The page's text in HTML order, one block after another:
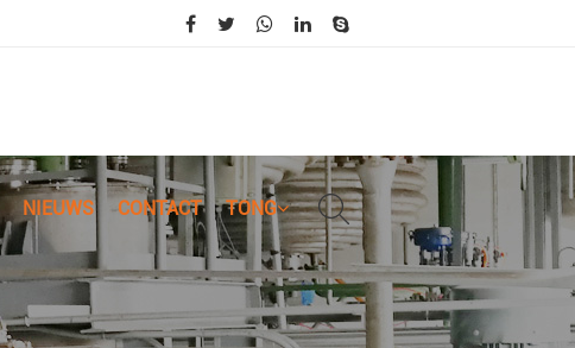
NIEUWS CONTACT TONG